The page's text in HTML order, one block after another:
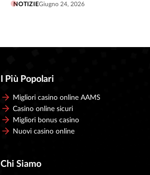
NOTIZIEGiugno 24, 2026
I Più Popolari
Migliori casino online AAMS
Casino online sicuri
Migliori bonus casino
Nuovi casino online
Chi Siamo